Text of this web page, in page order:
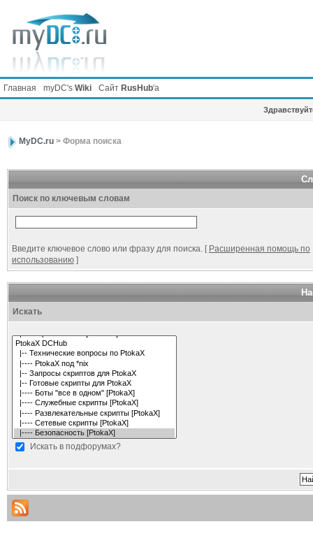
Главная myDC's Wiki Сайт RusHub'а
MyDC.ru> Форма поиска
Поиск по ключевым словам
Введите ключевое слово или фразу для поиска.[ Расширенная помощь по
использованию]
Искать
Искать в подфорумах?